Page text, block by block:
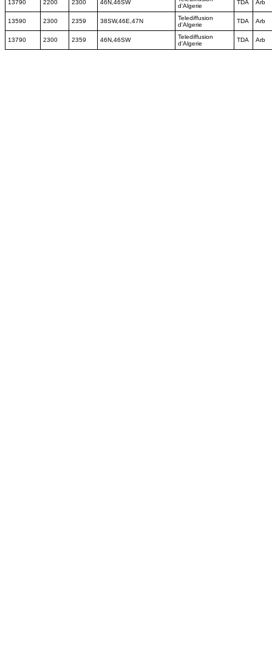
13790 2200 2300 46N,46SW
d'Algerie
TDA Arb
13590 2300 2359 38SW,46E,47N
Telediffusion
d'Algerie
TDA Arb
13790 2300 2359 46N,46SW
Telediffusion
d'Algerie
TDA Arb